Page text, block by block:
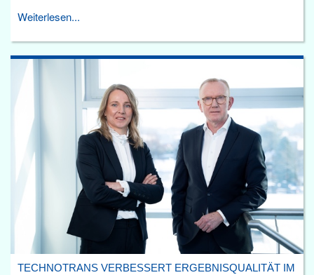
Weiterlesen...
TECHNOTRANS VERBESSERT ERGEBNISQUALITÄT IM